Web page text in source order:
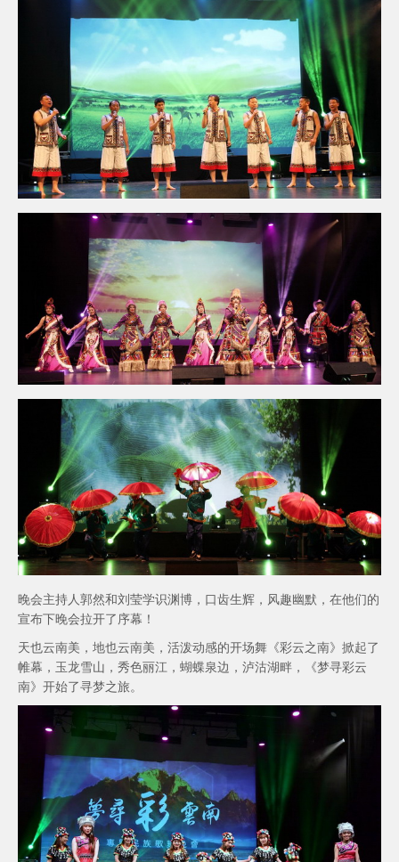
晚会主持人郭然和刘莹学识渊博，口齿生辉，风趣幽默，在他们的
宣布下晚会拉开了序幕！
天也云南美，地也云南美，活泼动感的开场舞《彩云之南》掀起了
帷幕，玉龙雪山，秀色丽江，蝴蝶泉边，泸沽湖畔，《梦寻彩云
南》开始了寻梦之旅。